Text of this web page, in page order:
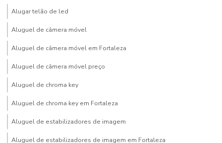
Alugar telão de led
Aluguel de câmera móvel
Aluguel de câmera móvel em Fortaleza
Aluguel de câmera móvel preço
Aluguel de chroma key
Aluguel de chroma key em Fortaleza
Aluguel de estabilizadores de imagem
Aluguel de estabilizadores de imagem em Fortaleza